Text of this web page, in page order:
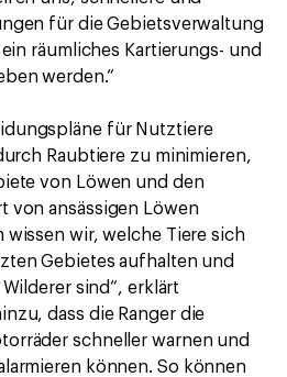
für die Gebietsverwaltung
räumliches Kartierungs- und
werden.“
für Nutztiere
Raubtiere zu minimieren,
von Löwen und den
von ansässigen Löwen
wir, welche Tiere sich
Gebietes aufhalten und
sind“, erklärt
dass die Ranger die
schneller warnen und
können. So können